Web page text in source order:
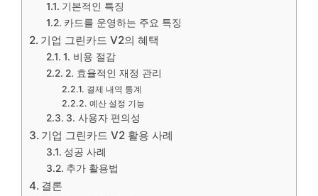
기본적인 특징
카드를 운영하는 주요 특징
기업 그린카드 V2의 혜택
1. 비용 절감
2. 효율적인 재정 관리
결제 내역 통계
예산 설정 기능
3. 사용자 편의성
기업 그린카드 V2 활용 사례
성공 사례
추가 활용법
결론